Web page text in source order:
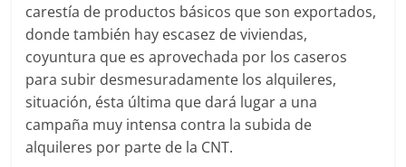
carestía de productos básicos que son exportados,
donde también hay escasez de viviendas,
coyuntura que es aprovechada por los caseros
para subir desmesuradamente los alquileres,
situación, ésta última que dará lugar a una
campaña muy intensa contra la subida de
alquileres por parte de la CNT.